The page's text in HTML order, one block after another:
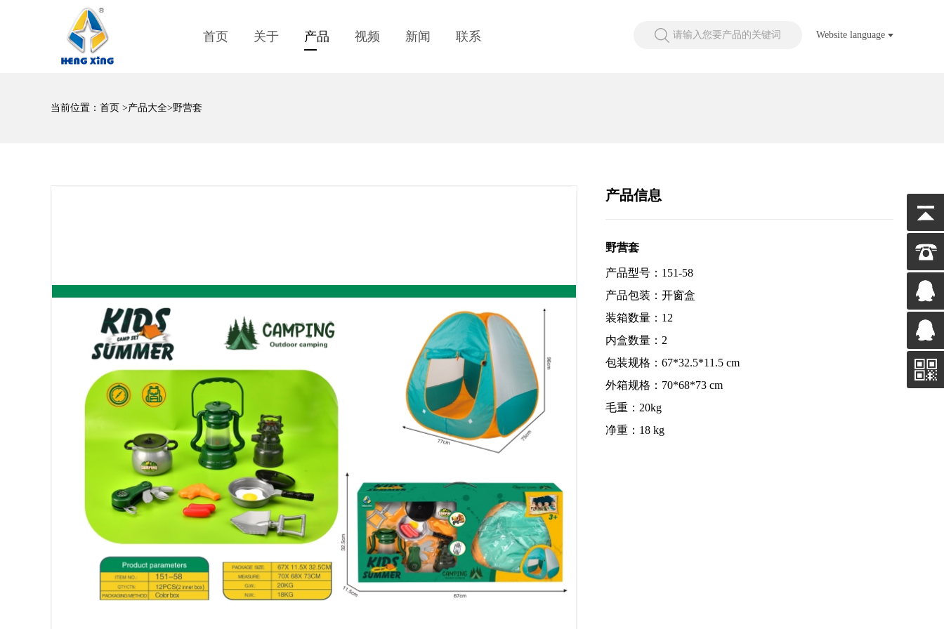
首页 关于 产品 视频 新闻 联系 请输入您要产品的关键词 Website language
当前位置： 首页 >产品大全>野营套
产品信息
野营套
产品型号：151-58
产品包装：开窗盒
装箱数量：12
内盒数量：2
包装规格：67*32.5*11.5 cm
外箱规格：70*68*73 cm
毛重：20kg
净重：18 kg